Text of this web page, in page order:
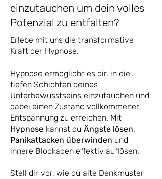
einzutauchen um dein volles
Potenzial zu entfalten?
Erlebe mit uns die transformative
Kraft der Hypnose.
Hypnose ermöglicht es dir, in die
tiefen Schichten deines
Unterbewusstseins einzutauchen und
dabei einen Zustand vollkommener
Entspannung zu erreichen. Mit
Hypnose kannst du Ängste lösen,
Panikattacken überwinden und
innere Blockaden effektiv auflösen.
Stell dir vor, wie du alte Denkmuster